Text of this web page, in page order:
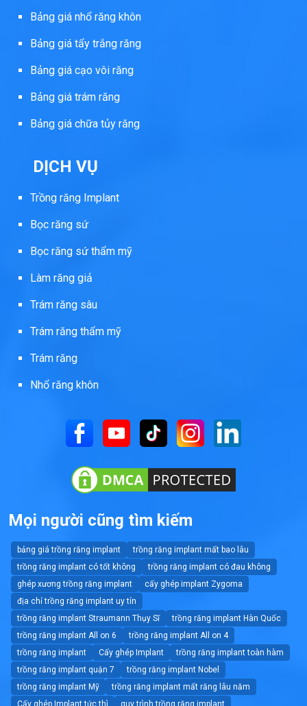
Bảng giá nhổ răng khôn
Bảng giá tẩy trắng răng
Bảng giá cạo vôi răng
Bảng giá trám răng
Bảng giá chữa tủy răng
DỊCH VỤ
Trồng răng Implant
Bọc răng sứ
Bọc răng sứ thẩm mỹ
Làm răng giả
Trám răng sâu
Trám răng thẩm mỹ
Trám răng
Nhổ răng khôn
Mọi người cũng tìm kiếm
bảng giá trồng răng implant
trồng răng implant mất bao lâu
trồng răng implant có tốt không
trồng răng implant có đau không
ghép xương trồng răng implant
cấy ghép implant Zygoma
địa chỉ trồng răng implant uy tín
trồng răng implant Straumann Thụy Sĩ
trồng răng implant Hàn Quốc
trồng răng implant All on 6
trồng răng implant All on 4
trồng răng implant
Cấy ghép Implant
trồng răng implant toàn hàm
trồng răng implant quận 7
trồng răng implant Nobel
trồng răng implant Mỹ
trồng răng implant mất răng lâu năm
Cấy ghép Implant tức thì
quy trình trồng răng implant